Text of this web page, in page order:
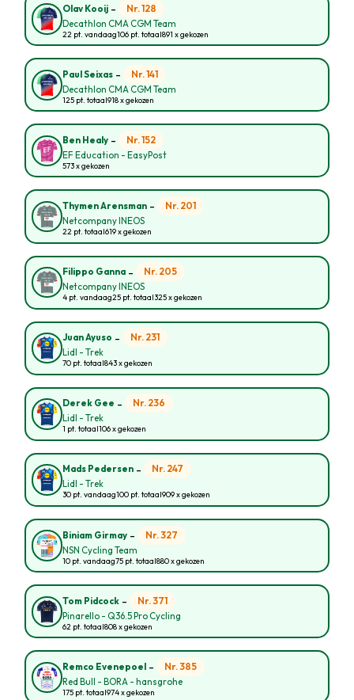
Olav Kooij - Nr. 128
Decathlon CMA CGM Team
22 pt. vandaag106 pt. totaal891 x gekozen
Paul Seixas - Nr. 141
Decathlon CMA CGM Team
125 pt. totaal918 x gekozen
Ben Healy - Nr. 152
EF Education - EasyPost
573 x gekozen
Thymen Arensman - Nr. 201
Netcompany INEOS
22 pt. totaal619 x gekozen
Filippo Ganna - Nr. 205
Netcompany INEOS
4 pt. vandaag25 pt. totaal325 x gekozen
Juan Ayuso - Nr. 231
Lidl - Trek
70 pt. totaal843 x gekozen
Derek Gee - Nr. 236
Lidl - Trek
1 pt. totaal106 x gekozen
Mads Pedersen - Nr. 247
Lidl - Trek
30 pt. vandaag100 pt. totaal909 x gekozen
Biniam Girmay - Nr. 327
NSN Cycling Team
10 pt. vandaag75 pt. totaal880 x gekozen
Tom Pidcock - Nr. 371
Pinarello - Q36.5 Pro Cycling
62 pt. totaal808 x gekozen
Remco Evenepoel - Nr. 385
Red Bull - BORA - hansgrohe
175 pt. totaal974 x gekozen